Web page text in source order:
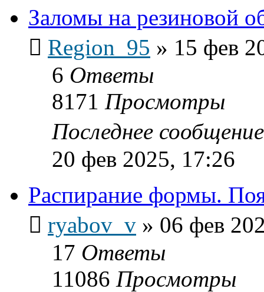
Заломы на резиновой
Region_95 » 15 фев
6 Ответы
8171 Просмотры
Последнее
20 фев 2025, 17:26
Распирание формы.
ryabov_v » 06 фев
17 Ответы
11086 Просмотры